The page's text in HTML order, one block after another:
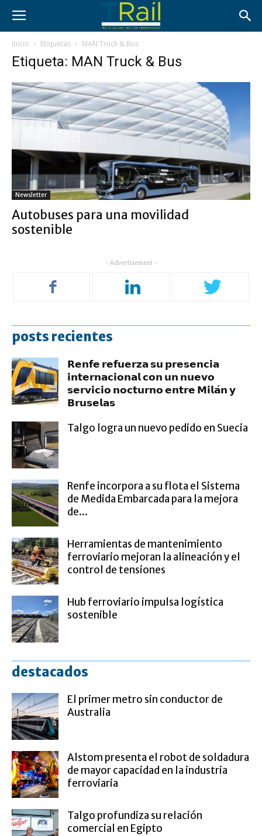
Inicio Etiquetas MAN Truck & Bus
Etiqueta: MAN Truck & Bus
Newsletter
Autobuses para una movilidad
sostenible
- Advertisement -
posts recientes
𝗥𝗲𝗻𝗳𝗲 𝗿𝗲𝗳𝘂𝗲𝗿𝘇𝗮 𝘀𝘂 𝗽𝗿𝗲𝘀𝗲𝗻𝗰𝗶𝗮
𝗶𝗻𝘁𝗲𝗿𝗻𝗮𝗰𝗶𝗼𝗻𝗮𝗹 𝗰𝗼𝗻 𝘂𝗻 𝗻𝘂𝗲𝘃𝗼
𝘀𝗲𝗿𝘃𝗶𝗰𝗶𝗼 𝗻𝗼𝗰𝘁𝘂𝗿𝗻𝗼 𝗲𝗻𝘁𝗿𝗲 𝗠𝗶𝗹𝗮́𝗻 𝘆
𝗕𝗿𝘂𝘀𝗲𝗹𝗮𝘀
Talgo logra un nuevo pedido en Suecia
Renfe incorpora a su flota el Sistema
de Medida Embarcada para la mejora
de...
Herramientas de mantenimiento
ferroviario mejoran la alineación y el
control de tensiones
Hub ferroviario impulsa logística
sostenible
destacados
El primer metro sin conductor de
Australia
Alstom presenta el robot de soldadura
de mayor capacidad en la industria
ferroviaria
Talgo profundiza su relación
comercial en Egipto